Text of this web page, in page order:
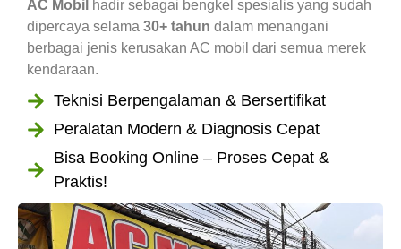
AC Mobil hadir sebagai bengkel spesialis yang sudah
dipercaya selama 30+ tahun dalam menangani
berbagai jenis kerusakan AC mobil dari semua merek
kendaraan.
Teknisi Berpengalaman & Bersertifikat
Peralatan Modern & Diagnosis Cepat
Bisa Booking Online – Proses Cepat &
Praktis!